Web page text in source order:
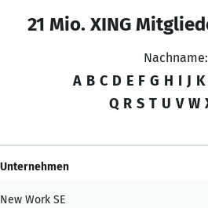
21 Mio. XING
Nachname:
A B C D E F G H I J K
Q R S T U V W
Unternehmen
New Work SE